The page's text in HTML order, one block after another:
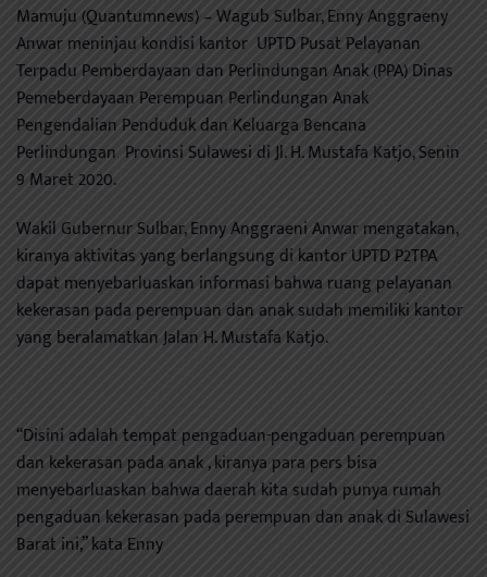
Mamuju (Quantumnews) – Wagub Sulbar, Enny Anggraeny
Anwar meninjau kondisi kantor UPTD Pusat Pelayanan
Terpadu Pemberdayaan dan Perlindungan Anak (PPA) Dinas
Pemeberdayaan Perempuan Perlindungan Anak
Pengendalian Penduduk dan Keluarga Bencana
Perlindungan Provinsi Sulawesi di Jl. H. Mustafa Katjo, Senin
9 Maret 2020.
Wakil Gubernur Sulbar, Enny Anggraeni Anwar mengatakan,
kiranya aktivitas yang berlangsung di kantor UPTD P2TPA
dapat menyebarluaskan informasi bahwa ruang pelayanan
kekerasan pada perempuan dan anak sudah memiliki kantor
yang beralamatkan Jalan H. Mustafa Katjo.
“Disini adalah tempat pengaduan-pengaduan perempuan
dan kekerasan pada anak , kiranya para pers bisa
menyebarluaskan bahwa daerah kita sudah punya rumah
pengaduan kekerasan pada perempuan dan anak di Sulawesi
Barat ini,” kata Enny